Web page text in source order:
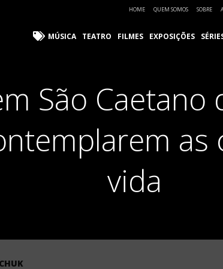
HOME QUEM SOMOS SOBRE
MÚSICA TEATRO FILMES EXPOSIÇÕES
São Caetano
as
vida